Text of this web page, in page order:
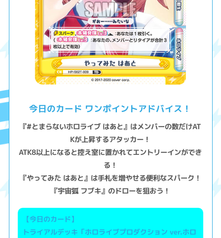
今日のカード ワンポイントアドバイス！
『#とまらないホロライブ はあと』はメンバーの数だけAT
Kが上昇するアタッカー！
ATK8以上になると控え室に置かれてエントリーインができ
る！
『やってみた はあと』は手札を増やせる便利なスパーク！
『宇宙狐 フブキ』のドローを狙おう！
【今日のカード】
トライアルデッキ「ホロライブプロダクション ver.ホロ